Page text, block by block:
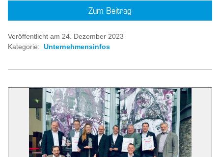
Zum Beitrag
Veröffentlicht am 24. Dezember 2023
Kategorie: Unternehmensinfos